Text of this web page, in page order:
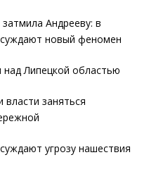
Андрееву: в
новый феномен
Липецкой областью
власти заняться
угрозу нашествия